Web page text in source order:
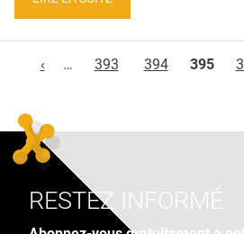
‹
… 393 394 395
RESTEZ INFORMÉ